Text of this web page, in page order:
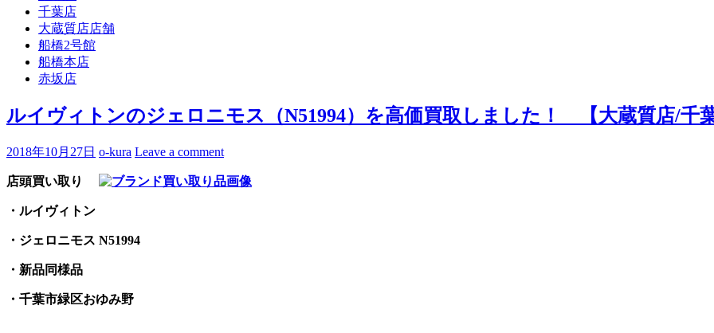
千葉店
大蔵質店店舗
船橋2号館
船橋本店
赤坂店
ルイヴィトンのジェロニモス（N51994）を高価買取しました！ 【大蔵質店/千
2018年10月27日 o-kura Leave a comment
店頭買い取り
・ルイヴィトン
・ジェロニモス N51994
・新品同様品
・千葉市緑区おゆみ野